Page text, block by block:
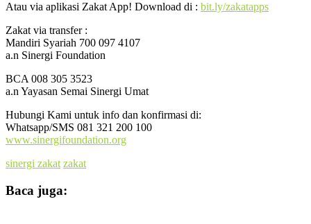
Atau via aplikasi Zakat App! Download di : bit.ly/zakatapps
Zakat via transfer :
Mandiri Syariah 700 097 4107
a.n Sinergi Foundation
BCA 008 305 3523
a.n Yayasan Semai Sinergi Umat
Hubungi Kami untuk info dan konfirmasi di:
Whatsapp/SMS 081 321 200 100
www.sinergifoundation.org
sinergi zakat zakat
Baca juga: